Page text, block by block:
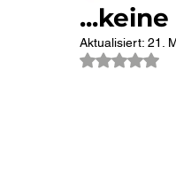
Aktualisiert: 21.
Mit NaN